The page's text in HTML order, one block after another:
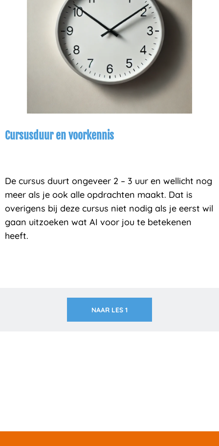
Cursusduur en voorkennis
De cursus duurt ongeveer 2 – 3 uur en wellicht nog
meer als je ook alle opdrachten maakt. Dat is
overigens bij deze cursus niet nodig als je eerst wil
gaan uitzoeken wat AI voor jou te betekenen
heeft.
NAAR LES 1